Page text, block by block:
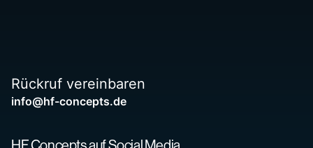
Rückruf vereinbaren
info@hf-concepts.de